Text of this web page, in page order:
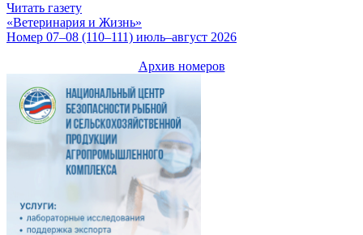
Читать газету
«Ветеринария и Жизнь»
Номер 07–08 (110–111) июль–август 2026
Архив номеров